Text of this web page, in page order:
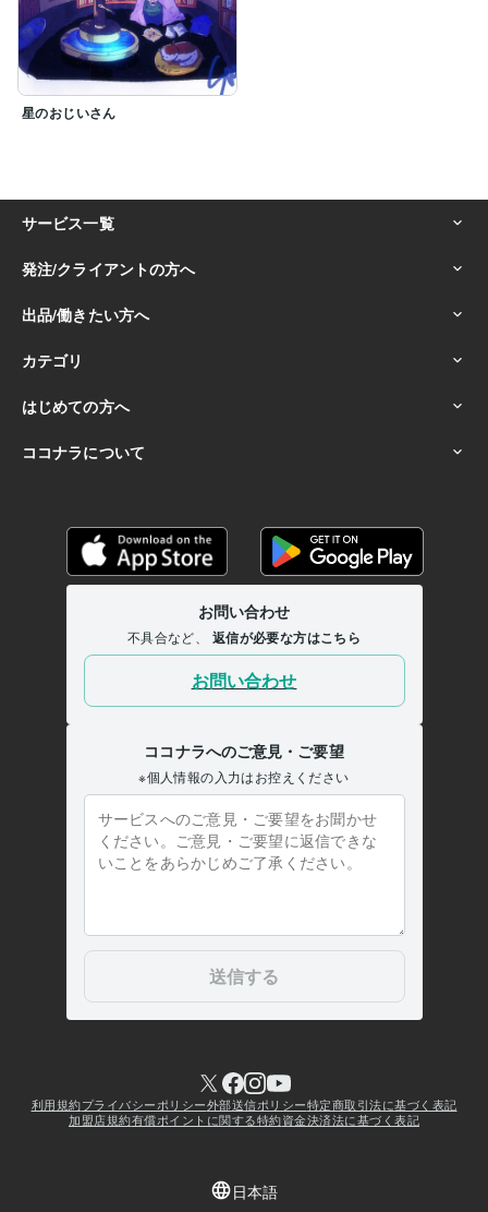
星のおじいさん